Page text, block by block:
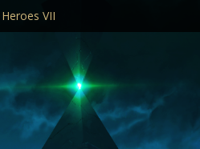
Heroes VII